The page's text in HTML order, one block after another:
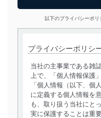
以下のプライバシーポリ
プライバシーポリシ
当社の主事業である雑
上で、「個人情報保護
「個人情報（以下、個
に定義する個人情報を
も、取り扱う当社にと
実に保護することは重